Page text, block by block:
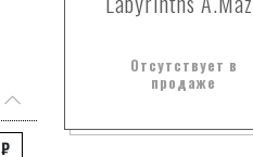
₽
Отсутствует в
продаже